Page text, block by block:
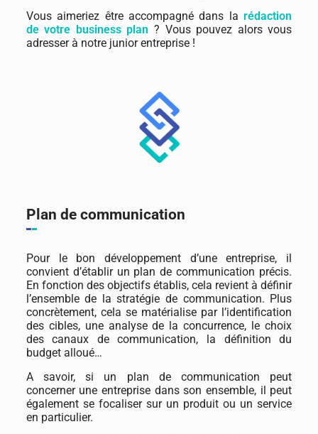
Vous aimeriez être accompagné dans la rédaction
de votre business plan ? Vous pouvez alors vous
adresser à notre junior entreprise !
Plan de communication
Pour le bon développement d’une entreprise, il
convient d’établir un plan de communication précis.
En fonction des objectifs établis, cela revient à définir
l’ensemble de la stratégie de communication. Plus
concrètement, cela se matérialise par l’identification
des cibles, une analyse de la concurrence, le choix
des canaux de communication, la définition du
budget alloué…
A savoir, si un plan de communication peut
concerner une entreprise dans son ensemble, il peut
également se focaliser sur un produit ou un service
en particulier.